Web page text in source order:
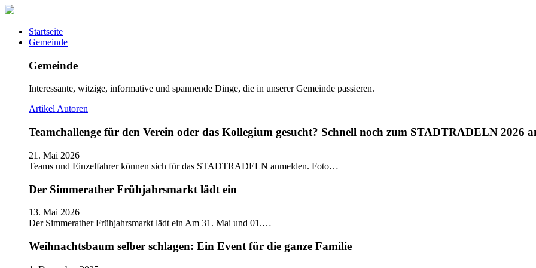
Startseite
Gemeinde
Gemeinde
Interessante, witzige, informative und spannende Dinge, die in unserer Gemeinde passieren.
ArtikelAutoren
Teamchallenge für den Verein oder das Kollegium gesucht? Schnell noch zum STADTRADELN 2026
21. Mai 2026
Teams und Einzelfahrer können sich für das STADTRADELN anmelden. Foto…
Der Simmerather Frühjahrsmarkt lädt ein
13. Mai 2026
Der Simmerather Frühjahrsmarkt lädt ein Am 31. Mai und 01.…
Weihnachtsbaum selber schlagen: Ein Event für die ganze Familie